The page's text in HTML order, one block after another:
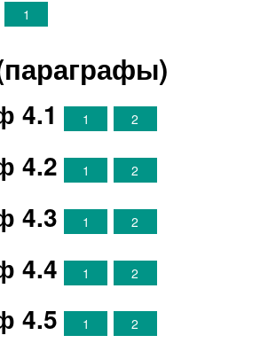
1
4.1 1 2
4.2 1 2
4.3 1 2
4.4 1 2
4.5 1 2